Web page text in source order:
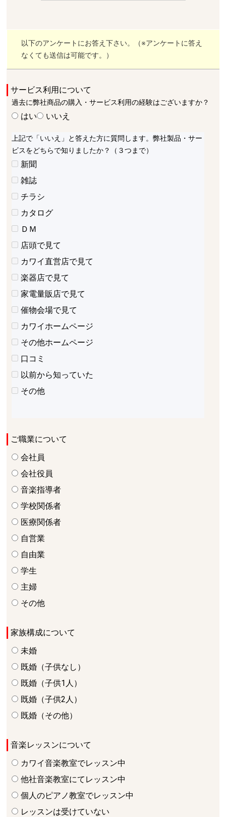
以下のアンケートにお答え下さい。（※アンケートに答え
なくても送信は可能です。）
サービス利用について
過去に弊社商品の購入・サービス利用の経験はございますか？
はい いいえ
上記で「いいえ」と答えた方に質問します。弊社製品・サー
ビスをどちらで知りましたか？（３つまで）
新聞
雑誌
チラシ
カタログ
ＤＭ
店頭で見て
カワイ直営店で見て
楽器店で見て
家電量販店で見て
催物会場で見て
カワイホームページ
その他ホームページ
口コミ
以前から知っていた
その他
ご職業について
会社員
会社役員
音楽指導者
学校関係者
医療関係者
自営業
自由業
学生
主婦
その他
家族構成について
未婚
既婚（子供なし）
既婚（子供1人）
既婚（子供2人）
既婚（その他）
音楽レッスンについて
カワイ音楽教室でレッスン中
他社音楽教室にてレッスン中
個人のピアノ教室でレッスン中
レッスンは受けていない